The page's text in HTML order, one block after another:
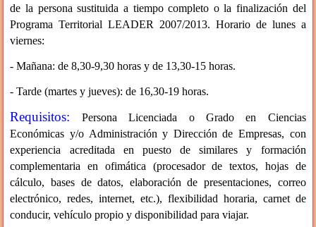
de la persona sustituida a tiempo completo o la finalización del
Programa Territorial LEADER 2007/2013. Horario de lunes a
viernes:
- Mañana: de 8,30-9,30 horas y de 13,30-15 horas.
- Tarde (martes y jueves): de 16,30-19 horas.
Requisitos: Persona Licenciada o Grado en Ciencias
Económicas y/o Administración y Dirección de Empresas, con
experiencia acreditada en puesto de similares y formación
complementaria en ofimática (procesador de textos, hojas de
cálculo, bases de datos, elaboración de presentaciones, correo
electrónico, redes, internet, etc.), flexibilidad horaria, carnet de
conducir, vehículo propio y disponibilidad para viajar.